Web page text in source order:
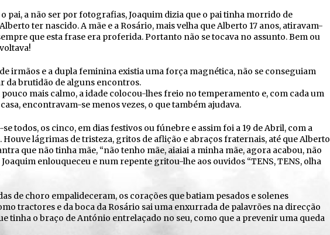
pai, a não ser por fotografias, Joaquim dizia que o pai tinha morrido de
ter nascido. A mãe e a Rosário, mais velha que Alberto 17 anos, atiravam-
que esta frase era proferida. Portanto não se tocava no assunto. Bem ou
irmãos e a dupla feminina existia uma força magnética, não se conseguiam
da brutidão de alguns encontros.
mais calmo, a idade colocou-lhes freio no temperamento e, com cada um
encontravam-se menos vezes, o que também ajudava.
todos, os cinco, em dias festivos ou fúnebre e assim foi a 19 de Abril, com a
Houve lágrimas de tristeza, gritos de aflição e abraços fraternais, até que Alberto
que não tinha mãe, “não tenho mãe, aiaiai a minha mãe, agora acabou, não
Joaquim enlouqueceu e num repente gritou-lhe aos ouvidos “TENS, TENS, olha
de choro empalideceram, os corações que batiam pesados e solenes
tractores e da boca da Rosário sai uma enxurrada de palavrões na direcção
tinha o braço de António entrelaçado no seu, como que a prevenir uma queda